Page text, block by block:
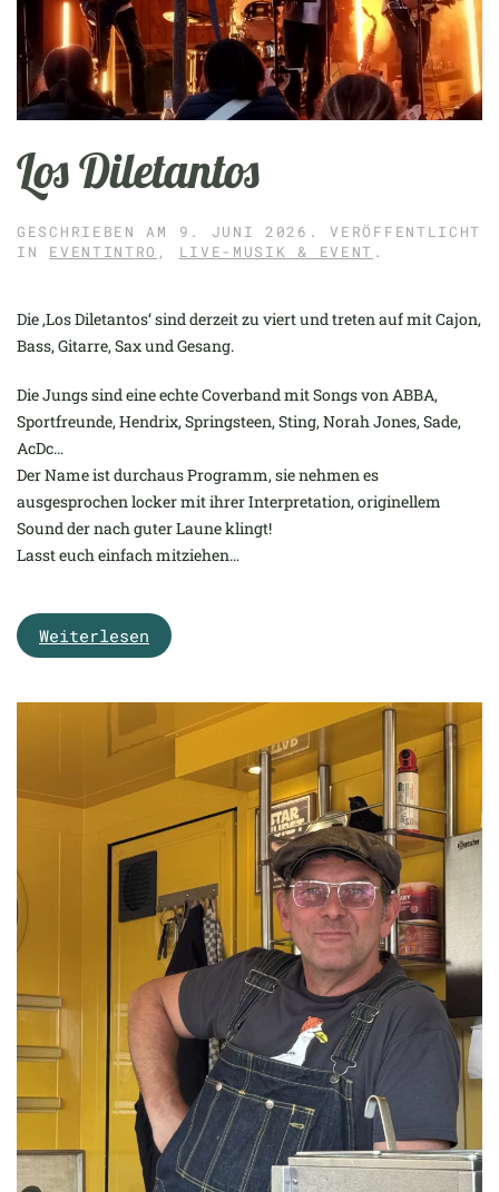
Los Diletantos
GESCHRIEBEN AM 9. JUNI 2026 . VERÖFFENTLICHT
IN EVENTINTRO , LIVE-MUSIK & EVENT .
Die ‚Los Diletantos‘ sind derzeit zu viert und treten auf mit Cajon,
Bass, Gitarre, Sax und Gesang.
Die Jungs sind eine echte Coverband mit Songs von ABBA,
Sportfreunde, Hendrix, Springsteen, Sting, Norah Jones, Sade,
AcDc…
Der Name ist durchaus Programm, sie nehmen es
ausgesprochen locker mit ihrer Interpretation, originellem
Sound der nach guter Laune klingt!
Lasst euch einfach mitziehen…
Weiterlesen